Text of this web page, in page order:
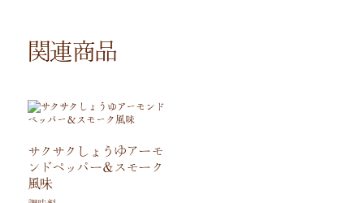
関連商品
サクサクしょうゆアーモ
ンドペッパー＆スモーク
風味